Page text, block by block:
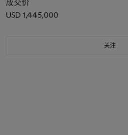
成交价
USD 1,445,000
关注